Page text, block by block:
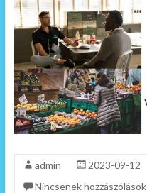
admin 2023-09-12
Nincsenek hozzászólások